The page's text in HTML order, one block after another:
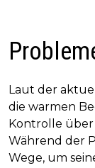
Laut der
die warmen
Kontrolle
Während der
Wege, um